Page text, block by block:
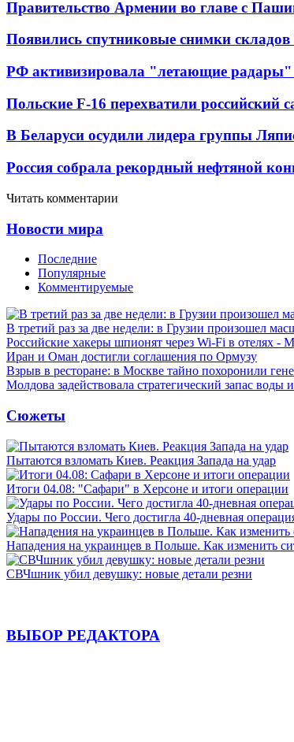
Правительство Армении во главе с
Появились спутниковые снимки
РФ активизировала "летающие
Польские F-16 перехватили российский
В Беларуси осудили лидера группы
Россия собрала рекордный нефтяной
Читать комментарии
Новости мира
Последние
Популярные
Комментируемые
В третий раз за две недели: в Грузии произошел
Российские хакеры шпионят через Wi-Fi в отелях -
Иран и Оман достигли соглашения по Ормузу
Взрыв в ресторане: в Москве тайно похоронили
Молдова задействовала стратегический запас воды
Сюжеты
Пытаются взломать Киев. Реакция Запада на удар
Итоги 04.08: "Сафари" в Херсоне и итоги операции
Удары по России. Чего достигла 40-дневная
Нападения на украинцев в Польше. Как изменить
СВЧшник убил девушку: новые детали резни
ВЫБОР РЕДАКТОРА